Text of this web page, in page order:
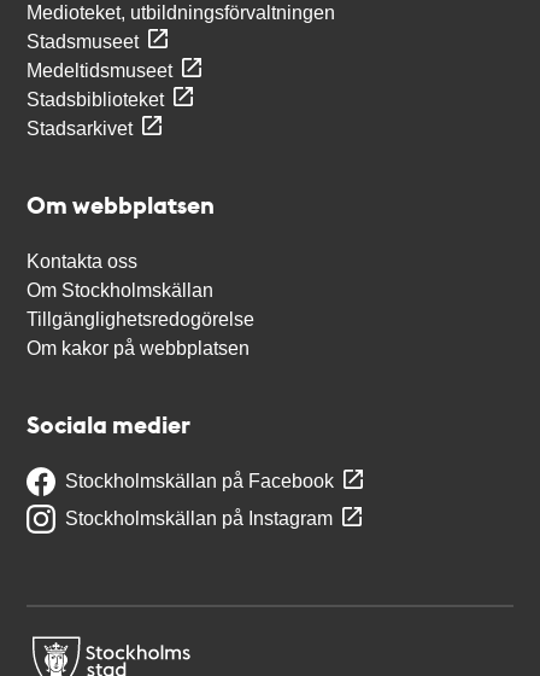
Medioteket, utbildningsförvaltningen
Stadsmuseet
Medeltidsmuseet
Stadsbiblioteket
Stadsarkivet
Om webbplatsen
Kontakta oss
Om Stockholmskällan
Tillgänglighetsredogörelse
Om kakor på webbplatsen
Sociala medier
Stockholmskällan på Facebook
Stockholmskällan på Instagram